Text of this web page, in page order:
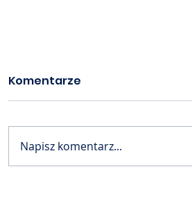
Komentarze
Napisz komentarz...